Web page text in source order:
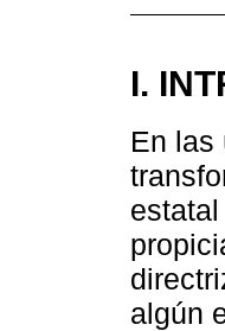
I.
En las
algún